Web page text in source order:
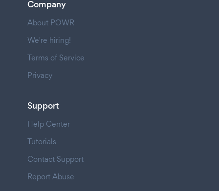
Company
About POWR
We're hiring!
Terms of Service
Privacy
Support
Help Center
Tutorials
Contact Support
Report Abuse